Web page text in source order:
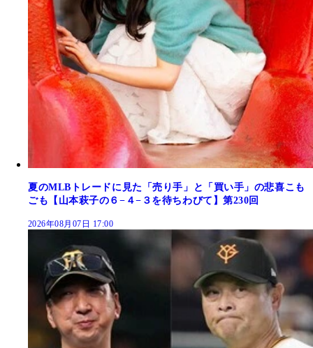
夏のMLBトレードに見た「売り手」と「買い手」の悲喜こも
ごも【山本萩子の６−４−３を待ちわびて】第230回
2026年08月07日 17:00